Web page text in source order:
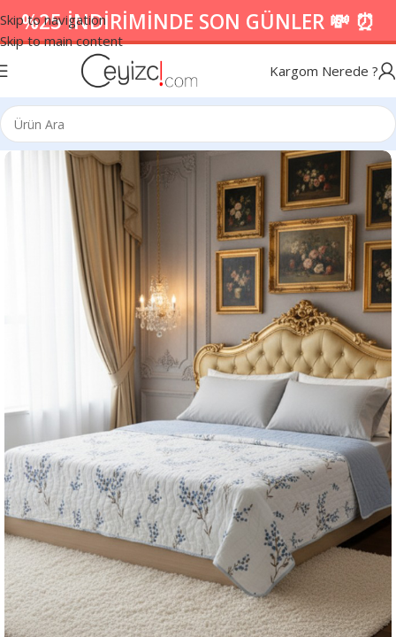
Skip to navigation
Skip to main content
%25 İNDİRİMİNDE SON GÜNLER 💸 ⏰
Kargom Nerede ?